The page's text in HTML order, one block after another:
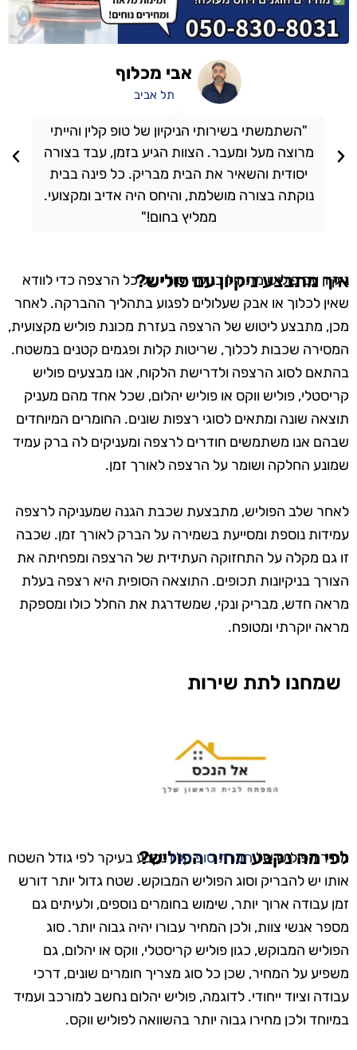
"השתמשתי בשירותי הניקיון של טופ קלין והייתי
מרוצה מעל ומעבר. הצוות הגיע בזמן, עבד בצורה
יסודית והשאיר את הבית מבריק. כל פינה בבית
נוקתה בצורה מושלמת, והיחס היה אדיב ומקצועי.
ממליץ בחום!"
אבי מכלוף
תל אביב
איך מתבצע ניקיון עם פוליש?
ניקיון עם פוליש מתחיל בניקוי יסודי של כל הרצפה כדי לוודא
שאין לכלוך או אבק שעלולים לפגוע בתהליך ההברקה. לאחר
מכן, מתבצע ליטוש של הרצפה בעזרת מכונת פוליש מקצועית,
המסירה שכבות לכלוך, שריטות קלות ופגמים קטנים במשטח.
בהתאם לסוג הרצפה ולדרישת הלקוח, אנו מבצעים פוליש
קריסטלי, פוליש ווקס או פוליש יהלום, שכל אחד מהם מעניק
תוצאה שונה ומתאים לסוגי רצפות שונים. החומרים המיוחדים
שבהם אנו משתמשים חודרים לרצפה ומעניקים לה ברק עמיד
שמונע החלקה ושומר על הרצפה לאורך זמן.
לאחר שלב הפוליש, מתבצעת שכבת הגנה שמעניקה לרצפה
עמידות נוספת ומסייעת בשמירה על הברק לאורך זמן. שכבה
זו גם מקלה על התחזוקה העתידית של הרצפה ומפחיתה את
הצורך בניקיונות תכופים. התוצאה הסופית היא רצפה בעלת
מראה חדש, מבריק ונקי, שמשדרגת את החלל כולו ומספקת
מראה יוקרתי ומטופח.
שמחנו לתת שירות
לפי מה נקבע מחיר הפוליש?
מחיר הפוליש שלחברת טופ קליןנקבע בעיקר לפי גודל השטח
אותו יש להבריק וסוג הפוליש המבוקש. שטח גדול יותר דורש
זמן עבודה ארוך יותר, שימוש בחומרים נוספים, ולעיתים גם
מספר אנשי צוות, ולכן המחיר עבורו יהיה גבוה יותר. סוג
הפוליש המבוקש, כגון פוליש קריסטלי, ווקס או יהלום, גם
משפיע על המחיר, שכן כל סוג מצריך חומרים שונים, דרכי
עבודה וציוד ייחודי. לדוגמה, פוליש יהלום נחשב למורכב ועמיד
במיוחד ולכן מחירו גבוה יותר בהשוואה לפוליש ווקס.